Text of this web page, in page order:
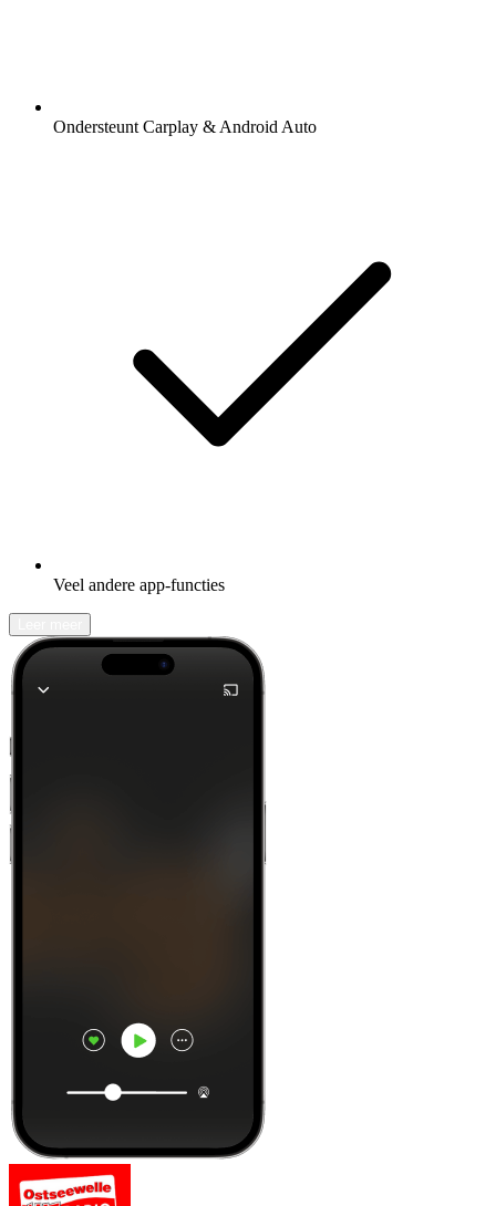
Ondersteunt Carplay & Android Auto
Veel andere app-functies